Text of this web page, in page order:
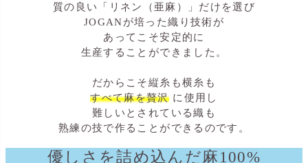
質の良い「リネン（亜麻）」だけを選び
JOGANが培った織り技術が
あってこそ安定的に
生産することができました。
だからこそ縦糸も横糸も
すべて麻を贅沢 に使用し
難しいとされている織も
熟練の技で作ることができるのです。
優しさを詰め込んだ麻100%